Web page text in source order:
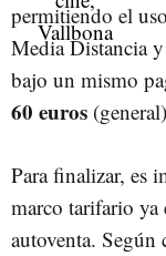
permitiendo el
Media Distancia y
bajo un mismo
60 euros
Para finalizar, es
marco tarifario ya
autoventa. Según